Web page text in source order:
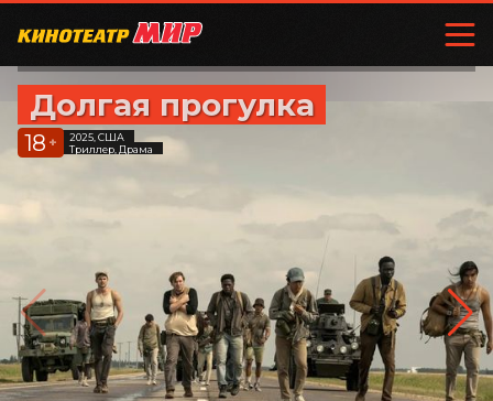
Долгая прогулка
18 +
2025, США
Триллер, Драма